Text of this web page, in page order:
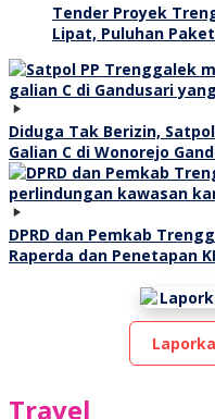
Tender Proyek
Lipat, Puluhan
Diduga Tak Berizin,
Galian C di Wonorejo
DPRD dan Pemkab
Raperda dan Penetapan
Travel